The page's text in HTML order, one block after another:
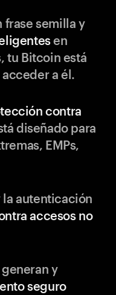
frase semilla y
en
tu Bitcoin está
a él.
contra
diseñado para
EMPs,
autenticación
accesos no
y
seguro